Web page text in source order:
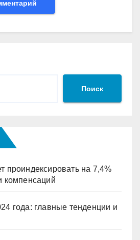
Поиск
проиндексировать на 7,4%
компенсаций
года: главные тенденции и